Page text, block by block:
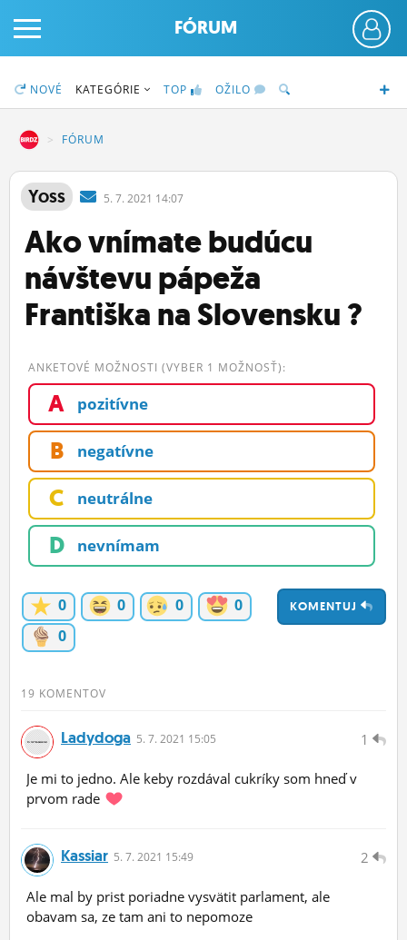
PRIHLÁS SA
ČINŽIAK
FÓRUM
STATUSY
OBRÁZKY
ĽUDIA
MÔJ PROFIL
NASTAVENIA
ROLETA
FÓRUM
NOVÉ KATEGÓRIE TOP OŽILO
FÓRUM
Yoss 5. 7. 2021 14:07
Ako vnímate budúcu
návštevu pápeža
Františka na Slovensku ?
ANKETOVÉ MOŽNOSTI (VYBER 1 MOŽNOSŤ):
A pozitívne
B negatívne
C neutrálne
D nevnímam
KOMENTUJ
0 0 0
0
0
19 KOMENTOV
1
Ladydoga 5. 7. 2021 15:05
Je mi to jedno. Ale keby rozdával cukríky som hneď v
prvom rade
2
Kassiar 5. 7. 2021 15:49
Ale mal by prist poriadne vysvätit parlament, ale
obavam sa, ze tam ani to nepomoze